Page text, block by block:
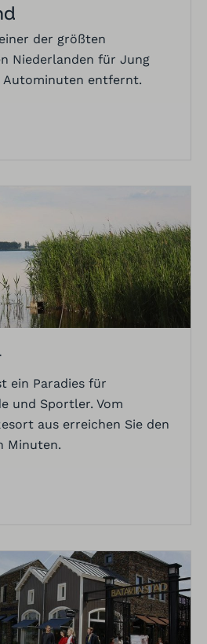
der größten
Niederlanden für Jung
Autominuten entfernt.
ein Paradies für
und Sportler. Vom
aus erreichen Sie den
Minuten.